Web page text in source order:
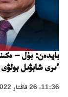
بايدەن: بۇل –
ءىرى شابۋىل
11:36، 26 قاڭتار 2022